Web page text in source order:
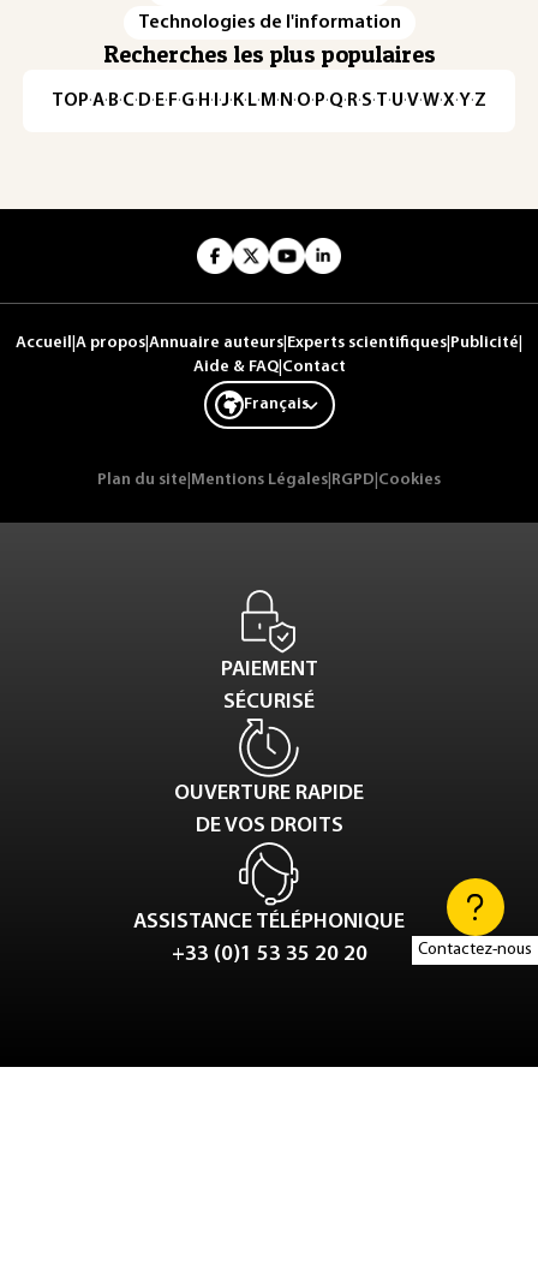
Contactez-nous
Technologies de l'information
Recherches les plus populaires
TOP·A·B·C· D· E· F·G· H · ·J· K· L· M · N ·O· P·Q· R·S·T·U·V·W·X·Y·Z
Accueil A propos Annuaire auteurs Experts scientifiques Publicité
Aide & FAQ| Contact
Français
Plan du site Mentions Légales RGPD Cookies
PAIEMENT
SÉCURISÉ
OUVERTURE RAPIDE
DE VOS DROITS
ASSISTANCE TÉLÉPHONIQUE
+33 (0)1 53 35 20 20